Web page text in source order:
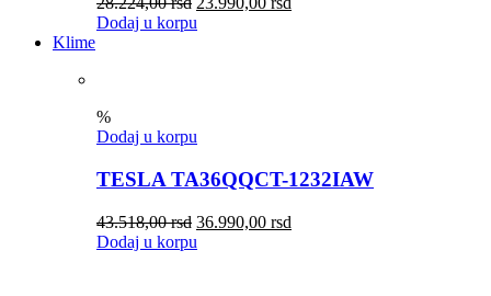
Dodaj u korpu
Klime
%
Dodaj u korpu
TESLA TA36QQCT-1232IAW
43.518,00rsd 36.990,00 rsd
Dodaj u korpu